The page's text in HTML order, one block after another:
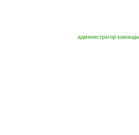
администратор команды